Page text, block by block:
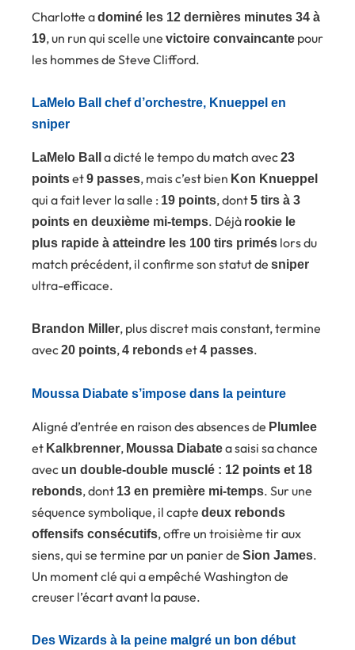
Charlotte adominé les 12 dernières minutes 34 à
19, un run qui scelle une victoire convaincante pour
les hommes de Steve Clifford.
LaMelo Ball chef d’orchestre, Knueppel en
sniper
LaMelo Ball a dicté le tempo du match avec23
pointset9 passes, mais c’est bien Kon Knueppel
qui a fait lever la salle : 19 points, dont5 tirs à 3
points en deuxième mi-temps. Déjà rookie le
plus rapide à atteindre les 100 tirs primés lors du
match précédent, il confirme son statut de sniper
ultra-efficace.
Brandon Miller, plus discret mais constant, termine
avec20 points,4 rebondset4 passes.
Moussa Diabate s’impose dans la peinture
Aligné d’entrée en raison des absences de Plumlee
et Kalkbrenner, Moussa Diabatea saisi sa chance
avec un double-double musclé : 12 points et 18
rebonds, dont 13 en première mi-temps. Sur une
séquence symbolique, il capte deux rebonds
offensifs consécutifs, offre un troisième tir aux
siens, qui se termine par un panier de Sion James.
Un moment clé qui a empêché Washington de
creuser l’écart avant la pause.
Des Wizards à la peine malgré un bon début